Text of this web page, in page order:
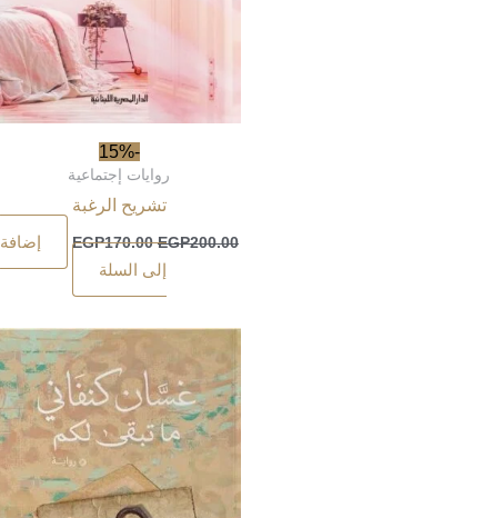
-15%
روايات إجتماعية
تشريح الرغبة
EGP200.00
EGP170.00
إضافة
إلى السلة